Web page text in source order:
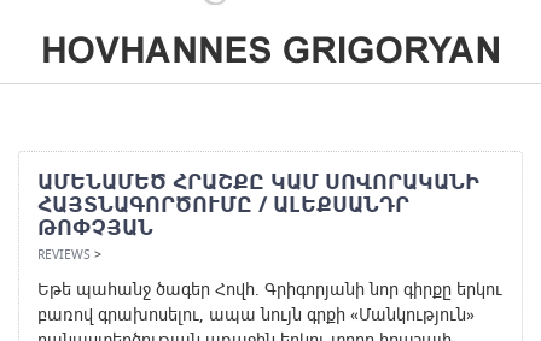
ԱՄԵՆԱՄԵԾ ՀՐԱՇՔԸ ԿԱՄ ՍՈՎՈՐԱԿԱՆԻ
ՀԱՅՏՆԱԳՈՐԾՈՒՄԸ / ԱԼԵՔՍԱՆԴՐ
ԹՈՓՉՅԱՆ
REVIEWS >
Եթե պահանջ ծագեր Հովհ. Գրիգորյանի նոր գիրքը երկու
բառով գրախոսելու, ապա նույն գրքի «Մանկություն»